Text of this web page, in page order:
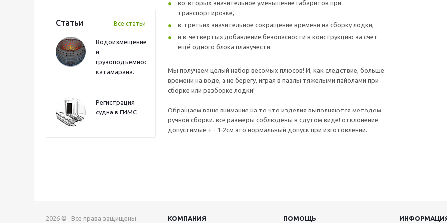
Статьи Все статьи
Водоизмещение
и
грузоподъемность
катамарана.
Регистрация
судна в ГИМС
во-вторых значительное уменьшение габаритов при
транспортировке,
в-третьих значительное сокращение времени на сборку лодки,
и в-четвертых добавление безопасности в конструкцию за счет
ещё одного блока плавучести.
Мы получаем целый набор весомых плюсов! И, как следствие, больше
времени на воде, а не берегу, играя в пазлы тяжелыми пайолами при
сборке или разборке лодки!
Обращаем ваше внимание на то что изделия выполняются методом
ручной сборки. все размеры соблюдены в сдутом виде! отклонение
допустимые + - 1-2см это нормальный допуск при изготовлении.
2026 © Все права защищены КОМПАНИЯ ПОМОЩЬ